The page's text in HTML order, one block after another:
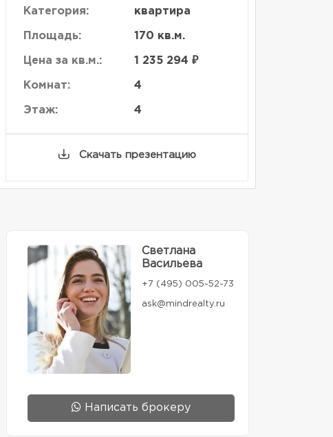
Категория: квартира
Площадь: 170 кв.м.
Цена за кв.м.: 1 235 294 ₽
Комнат: 4
Этаж: 4
Скачать презентацию
Светлана
Васильева
+7 (495) 005-52-73
ask@mindrealty.ru
Написать брокеру